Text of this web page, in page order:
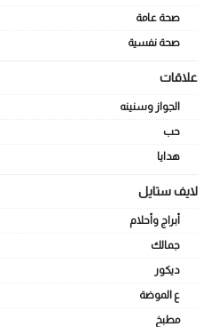
صحة عامة
صحة نفسية
علاقات
الجواز وسنينه
حب
هدايا
لايف ستايل
أبراج وأحلام
جمالك
ديكور
ع الموضة
مطبخ